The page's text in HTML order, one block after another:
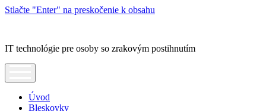
Stlačte "Enter" na preskočenie k obsahu
IT technológie pre osoby so zrakovým postihnutím
Úvod
Bleskovky